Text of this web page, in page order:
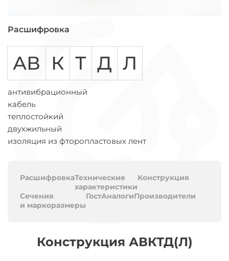
Расшифровка
АВ К Т Д Л
антивибрационный
кабель
теплостойкий
двухжильный
изоляция из фторопластовых лент
РасшифровкаТехнические
характеристики
Конструкция
Сечения
и маркоразмеры
ГостАналогиПроизводители
Конструкция АВКТД(Л)